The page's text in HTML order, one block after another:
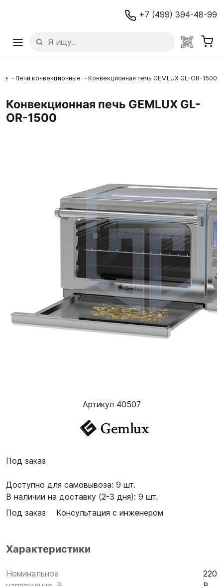
+7 (499) 394-48-99
Печи конвекционные Конвекционная печь GEMLUX GL-OR-1500
Конвекционная печь GEMLUX GL-
OR-1500
Артикул 40507
Под заказ
Доступно для самовывоза: 9 шт.
В наличии на доставку (2-3 дня): 9 шт.
Под заказ
Консультация с инженером
Характеристики
Номинальное
220